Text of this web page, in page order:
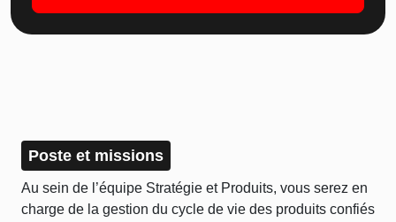
Poste et missions
Au sein de l’équipe Stratégie et Produits, vous serez en
charge de la gestion du cycle de vie des produits confiés